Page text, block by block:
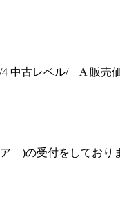
古レベル/ A 販売価
―)の受付をしてお